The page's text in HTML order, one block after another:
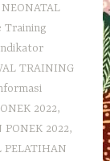
Training
TRAINING
2022,
PONEK 2022,
PELATIHAN